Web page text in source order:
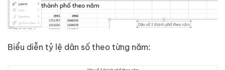
Biểu diễn tỷ lệ dân số theo từng năm: